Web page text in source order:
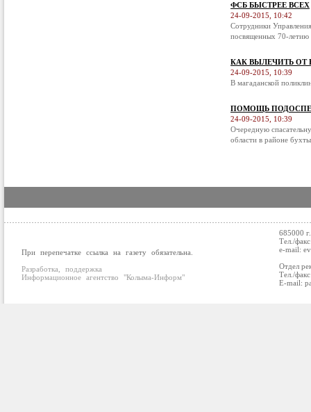
ФСБ БЫСТРЕЕ ВСЕХ
24-09-2015, 10:42
Сотрудники
посвященных 70-летию
КАК ВЫЛЕЧИТЬ ОТ
24-09-2015, 10:39
В магаданской
ПОМОЩЬ
24-09-2015, 10:39
Очередную
области в районе
При перепечатке ссылка на газету обязательна.
Разработка, поддержка
Информационное агентство "Колыма-Информ"
685000
Тел./
e-mail:
Отдел
Тел./
E-mail: